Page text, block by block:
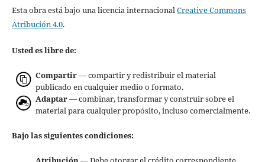
Esta obra está bajo una licencia internacionalCreative Commons
Atribución 4.0.
Usted es libre de:
Compartir— compartir y redistribuir el material
publicado en cualquier medio o formato.
Adaptar— combinar, transformar y construir sobre el
material para cualquier propósito, incluso comercialmente.
Bajo las siguientes condiciones: